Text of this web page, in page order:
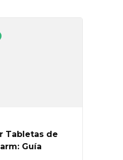
Tabletas de
Guía